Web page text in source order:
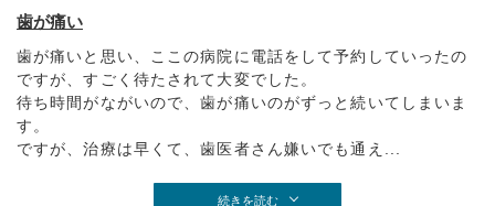
歯が痛い
歯が痛いと思い、ここの病院に電話をして予約していったの
ですが、すごく待たされて大変でした。
待ち時間がながいので、歯が痛いのがずっと続いてしまいま
す。
ですが、治療は早くて、歯医者さん嫌いでも通え...
続きを読む